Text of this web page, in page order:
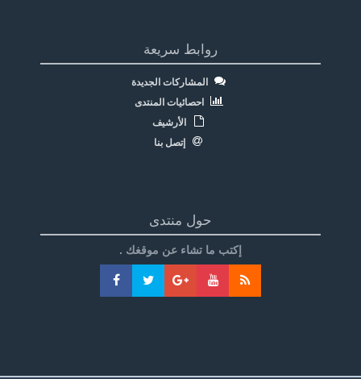
روابط سريعة
المشاركات الجديدة
احصائيات المنتدى
الأرشيف
إتصل بنا
حول منتدى
إكتب ما تشاء عن موقغك .